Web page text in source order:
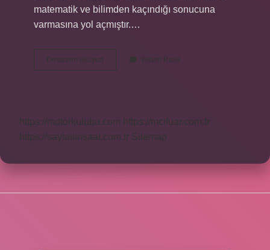
matematik ve bilimden kaçındığı sonucuna
varmasına yol açmıştır.…
Devamını okuyun
Ne
Yorum Bırak
https://motorkulubu.com
https://mcifuar.com.tr
https://saytasinsaat.com.tr Sitemap